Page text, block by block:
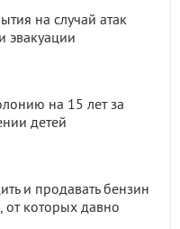
на случай атак
эвакуации
на 15 лет за
детей
и продавать бензин
от которых давно